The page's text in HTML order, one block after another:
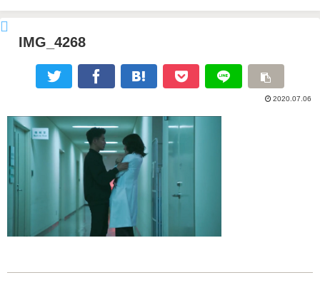
IMG_4268
2020.07.06